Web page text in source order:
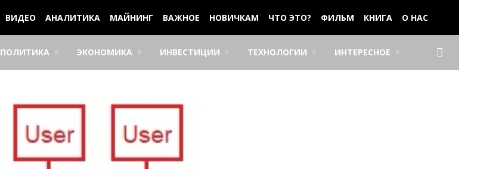
ВИДЕО АНАЛИТИКА МАЙНИНГ ВАЖНОЕ НОВИЧКАМ ЧТО ЭТО? ФИЛЬМ КНИГА О НАС
ПОЛИТИКА ЭКОНОМИКА ИНВЕСТИЦИИ ТЕХНОЛОГИИ ИНТЕРЕСНОЕ